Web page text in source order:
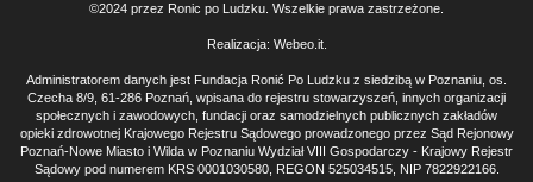
©2024 przez Ronic po Ludzku. Wszelkie prawa zastrzeżone.
Realizacja: Webeo.it.
Administratorem danych jest Fundacja Ronić Po Ludzku z siedzibą w Poznaniu, os.
Czecha 8/9, 61-286 Poznań, wpisana do rejestru stowarzyszeń, innych organizacji
społecznych i zawodowych, fundacji oraz samodzielnych publicznych zakładów
opieki zdrowotnej Krajowego Rejestru Sądowego prowadzonego przez Sąd Rejonowy
Poznań-Nowe Miasto i Wilda w Poznaniu Wydział VIII Gospodarczy - Krajowy Rejestr
Sądowy pod numerem KRS 0001030580, REGON 525034515, NIP 7822922166.